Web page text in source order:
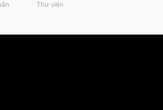
Thư viện